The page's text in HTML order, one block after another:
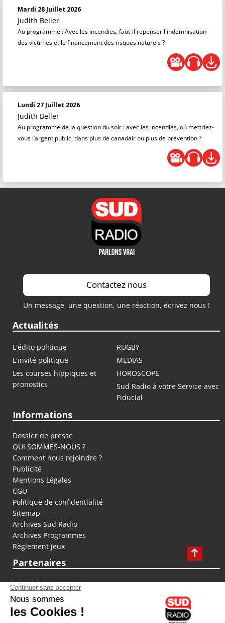
Mardi 28 Juillet 2026
Judith Beller
Au programme : Avec les incendies, faut-il repenser l'indemnisation
des victimes et le financement des risques naturels ?
Lundi 27 Juillet 2026
Judith Beller
Au programme de la question du soir : avec les incendies, où mettriez-
vous l’argent public, dans plus de canadair ou plus de prévention ?
Contactez nous
Un message, une question, une réaction, écrivez nous !
Actualités
L'édito politique
RUGBY
L'invité politique
MEDIAS
Les courses hippiques et
pronostics
HOROSCOPE
Sud Radio à votre Service avec
Fiducial
Informations
Dossier de presse
QUI SOMMES-NOUS ?
Comment nous rejoindre ?
Publicité
Mentions Légales
CGU
Politique de confidentialité
Sitemap
Archives Sud Radio
Archives Programmes
Règlement jeux
Partenaires
fiducial.fr
lyoncapitale.fr
olympique-et-lyonnais.com